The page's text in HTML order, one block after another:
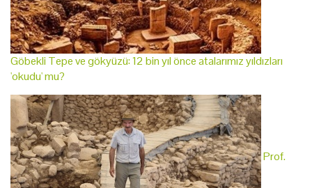
Göbekli Tepe ve gökyüzü: 12 bin yıl önce atalarımız yıldızları
'okudu' mu?
Prof.